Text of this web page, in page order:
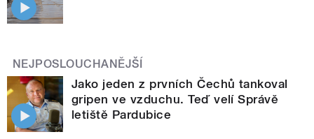
NEJPOSLOUCHANĚJŠÍ
Jako jeden z prvních Čechů tankoval
gripen ve vzduchu. Teď velí Správě
letiště Pardubice